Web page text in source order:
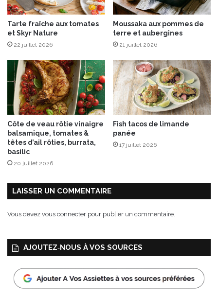
,
l
e
s
2
a
n
v
i
e
2
6
Tarte fraîche aux tomates
et Skyr Nature
22 juillet 2026
Moussaka aux pommes de
terre et aubergines
21 juillet 2026
Côte de veau rôtie vinaigre
balsamique, tomates &
têtes d’ail rôties, burrata,
basilic
20 juillet 2026
Fish tacos de limande
panée
17 juillet 2026
LAISSER UN COMMENTAIRE
Vous devez vous connecter pour publier un commentaire.
AJOUTEZ‑NOUS À VOS SOURCES